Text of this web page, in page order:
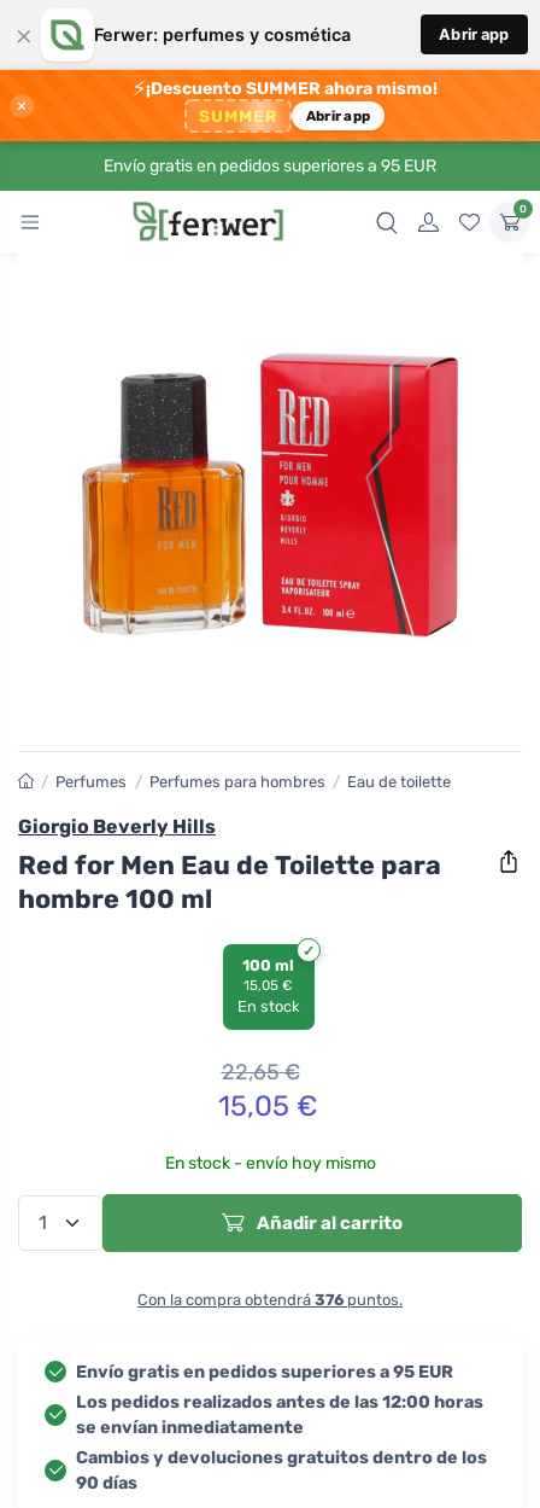
× Ferwer: perfumes y cosmética Abrir app
×
⚡¡Descuento SUMMER ahora mismo!
SUMMER Abrir app
Envío gratis en pedidos superiores a 95 EUR
0
/ Perfumes / Perfumes para hombres / Eau de toilette
Giorgio Beverly Hills
Red for Men Eau de Toilette para
hombre 100 ml
100 ml
15,05 €
En stock
22,65€
15,05 €
En stock - envío hoy mismo
Añadir al carrito
Con la compra obtendrá 376 puntos.
Envío gratis en pedidos superiores a 95 EUR
Los pedidos realizados antes de las 12:00 horas
se envían inmediatamente
Cambios y devoluciones gratuitos dentro de los
90 días